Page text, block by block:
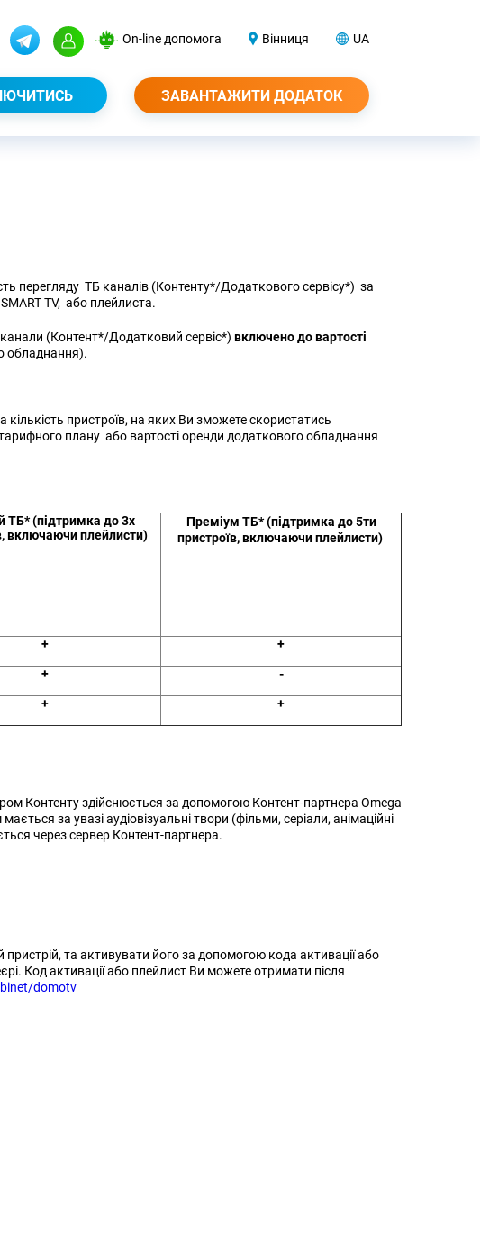
On-line допомога Вінниця UA
ЗАВАНТАЖИТИ ДОДАТОК
перегляду ТБ каналів (Контенту*/Додаткового сервісу*) за
TV, або плейлиста.
(Контент*/Додатковий сервіс*) включено до вартості
обладнання).
пристроїв, на яких Ви зможете скористатись
плану або вартості оренди додаткового обладнання
ТБ* (підтримка до 3х
включаючи плейлисти)
Преміум ТБ* (підтримка до 5ти
пристроїв, включаючи плейлисти)
+ +
+ -
+ +
Контенту здійснюється за допомогою Контент-партнера Omega
за увазі аудіовізуальні твори (фільми, серіали, анімаційні
через сервер Контент-партнера.
та активувати його за допомогою кода активації або
Код активації або плейлист Ви можете отримати після
domotv